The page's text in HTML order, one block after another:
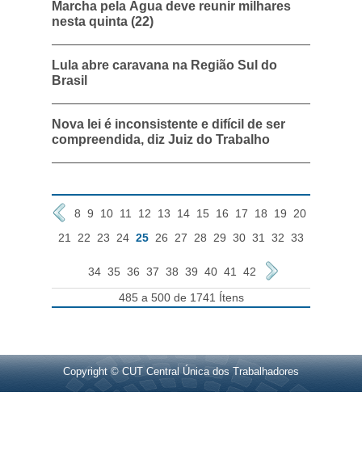
Marcha pela Água deve reunir milhares
nesta quinta (22)
Lula abre caravana na Região Sul do
Brasil
Nova lei é inconsistente e difícil de ser
compreendida, diz Juiz do Trabalho
8 9 10 11 12 13 14 15 16 17 18 19
20
21
22 23 24 25 26 27 28 29 30 31 32 33
34 35 36 37 38 39 40 41
42
485 a 500 de 1741 Ítens
Copyright © CUT Central Única dos Trabalhadores